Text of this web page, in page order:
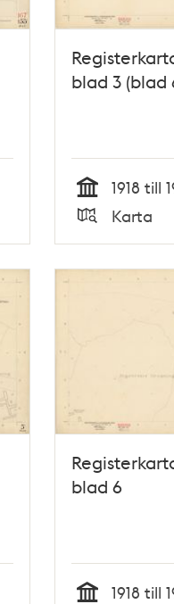
blad 3 (blad
Tid
1918 till
Typ
Karta
blad 6
1918 till